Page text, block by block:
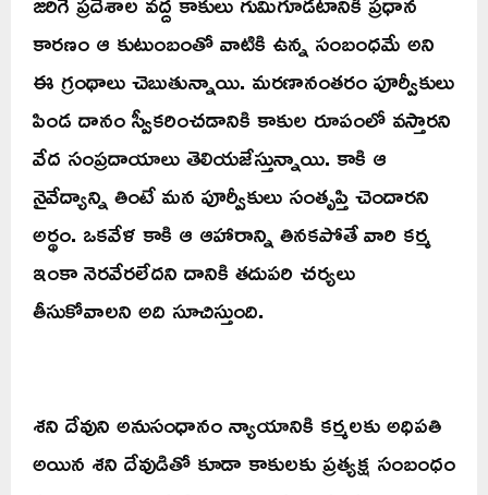
కారణం ఆ కుటుంబంతో వాటికి ఉన్న సంబంధమే అని
ఈ గ్రంథాలు చెబుతున్నాయి. మరణానంతరం పూర్వీకులు
పిండ దానం స్వీకరించడానికి కాకుల రూపంలో వస్తారని
వేద సంప్రదాయాలు తెలియజేస్తున్నాయి. కాకి ఆ
నైవేద్యాన్ని తింటే మన పూర్వీకులు సంతృప్తి చెందారని
అర్థం. ఒకవేళ కాకి ఆ ఆహారాన్ని తినకపోతే వారి కర్మ
ఇంకా నెరవేరలేదని దానికి తదుపరి చర్యలు
తీసుకోవాలని అది సూచిస్తుంది.
శని దేవుని అనుసంధానం న్యాయానికి కర్మలకు అధిపతి
అయిన శని దేవుడితో కూడా కాకులకు ప్రత్యక్ష సంబంధం